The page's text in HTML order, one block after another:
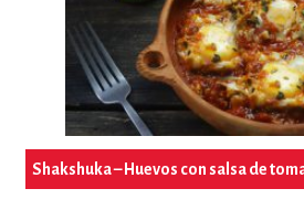
Shakshuka – Huevos con salsa de